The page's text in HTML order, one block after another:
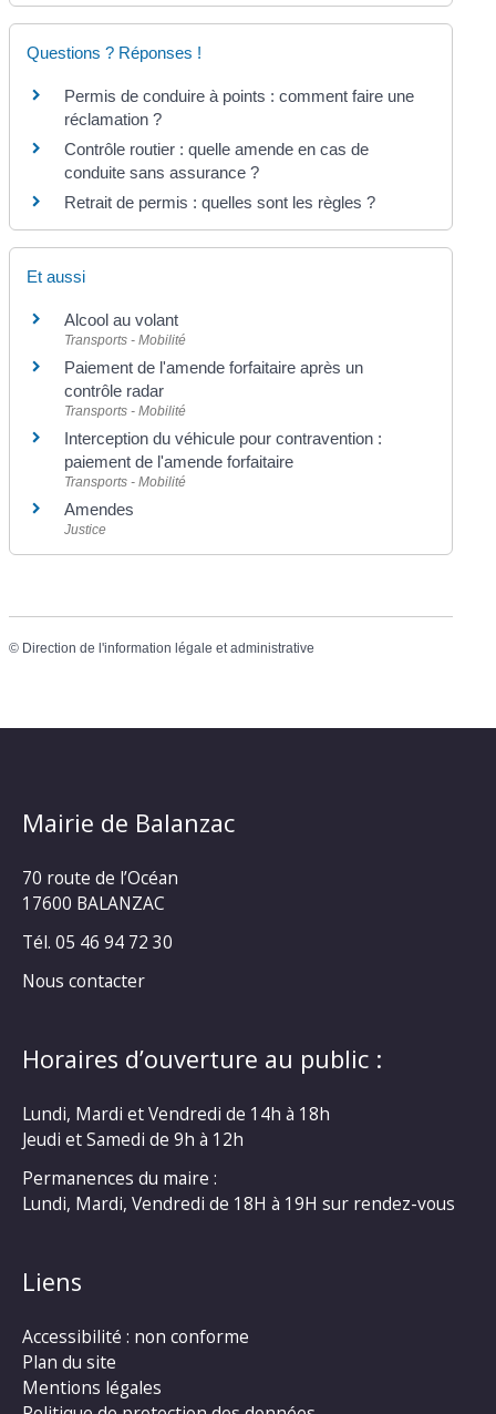
Questions ? Réponses !
Permis de conduire à points : comment faire une
réclamation ?
Contrôle routier : quelle amende en cas de
conduite sans assurance ?
Retrait de permis : quelles sont les règles ?
Et aussi
Alcool au volant
Transports - Mobilité
Paiement de l'amende forfaitaire après un
contrôle radar
Transports - Mobilité
Interception du véhicule pour contravention :
paiement de l'amende forfaitaire
Transports - Mobilité
Amendes
Justice
© Direction de l'information légale et administrative
Mairie de Balanzac
70 route de l’Océan
17600 BALANZAC
Tél. 05 46 94 72 30
Nous contacter
Horaires d’ouverture au public :
Lundi, Mardi et Vendredi de 14h à 18h
Jeudi et Samedi de 9h à 12h
Permanences du maire :
Lundi, Mardi, Vendredi de 18H à 19H sur rendez-vous
Liens
Accessibilité : non conforme
Plan du site
Mentions légales